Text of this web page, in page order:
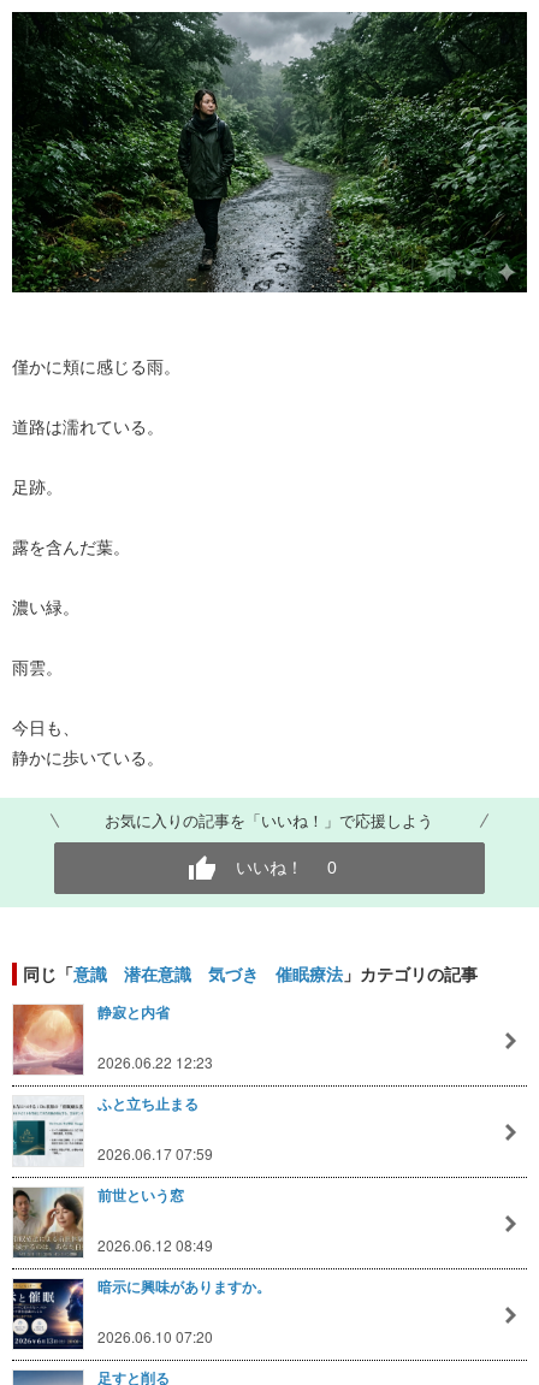
僅かに頬に感じる雨。
道路は濡れている。
足跡。
露を含んだ葉。
濃い緑。
雨雲。
今日も、
静かに歩いている。
お気に入りの記事を「いいね！」で応援しよう
いいね！ 0
同じ「意識 潜在意識 気づき 催眠療法 」カテゴリの記事
静寂と内省
2026.06.22 12:23
ふと立ち止まる
2026.06.17 07:59
前世という窓
2026.06.12 08:49
暗示に興味がありますか。
2026.06.10 07:20
足すと削る